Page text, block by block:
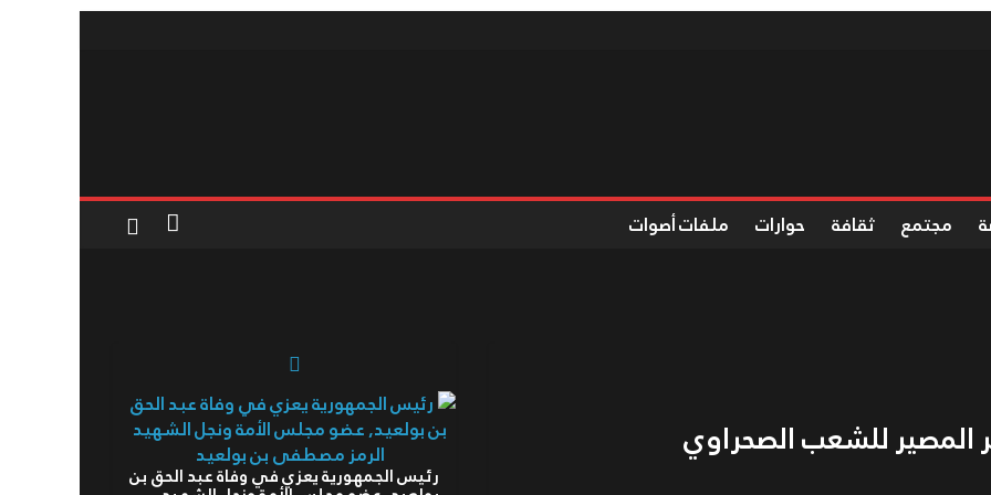
مجتمع ثقافة حوارات ملفات أصوات
المصير للشعب الصحراوي
رئيس الجمهورية يعزي في وفاة عبد الحق بن